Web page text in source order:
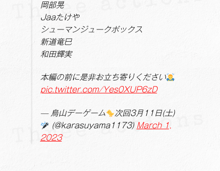
岡部晃
Jaaたけや
シューマンジュークボックス
新道竜巳
和田輝実
本編の前に是非お立ち寄りください
pic.twitter.com/Yes0XUP6zD
— 烏山デーゲーム
次回3月11日(土)
(@karasuyama1173) March 1,
2023